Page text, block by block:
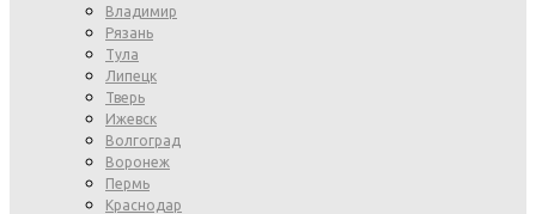
Владимир
Рязань
Тула
Липецк
Тверь
Ижевск
Волгоград
Воронеж
Пермь
Краснодар